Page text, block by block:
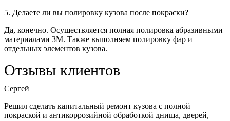
5. Делаете ли вы полировку кузова после покраски?
Да, конечно. Осуществляется полная полировка абразивными
материалами 3М. Также выполняем полировку фар и
отдельных элементов кузова.
Отзывы клиентов
Сергей
Решил сделать капитальный ремонт кузова с полной
покраской и антикоррозийной обработкой днища, дверей,